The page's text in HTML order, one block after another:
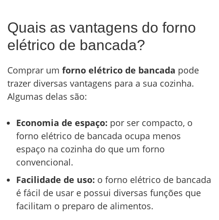
Quais as vantagens do forno
elétrico de bancada?
Comprar um forno elétrico de bancada pode
trazer diversas vantagens para a sua cozinha.
Algumas delas são:
Economia de espaço: por ser compacto, o
forno elétrico de bancada ocupa menos
espaço na cozinha do que um forno
convencional.
Facilidade de uso: o forno elétrico de bancada
é fácil de usar e possui diversas funções que
facilitam o preparo de alimentos.